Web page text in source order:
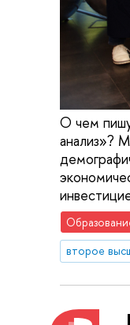
О чем
анализ»?
второе